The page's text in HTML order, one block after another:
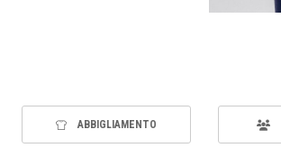
ABBIGLIAMENTO